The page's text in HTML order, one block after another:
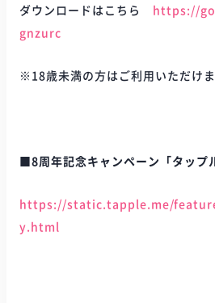
ダウンロードはこちら
https://
gnzurc
※18歳未満の方はご利用いただけま
■8周年記念キャンペーン「タップ
https://static.tapple.me/
y.html